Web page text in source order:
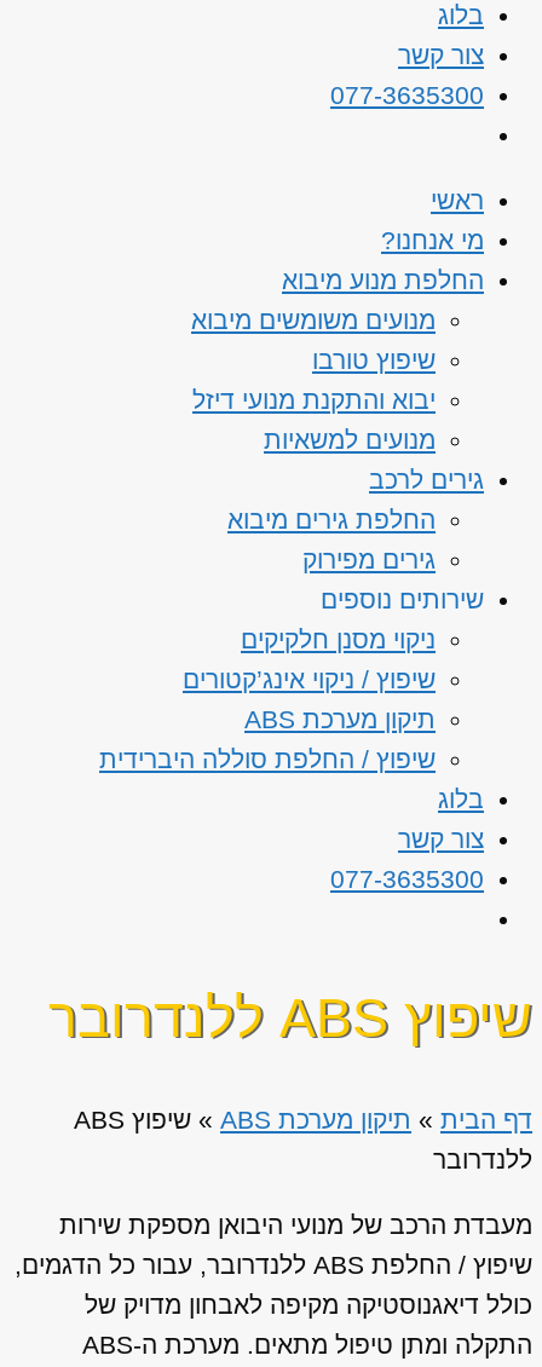
בלוג
צור קשר
077-3635300
ראשי
מי אנחנו?
החלפת מנוע מיבוא
מנועים משומשים מיבוא
שיפוץ טורבו
יבוא והתקנת מנועי דיזל
מנועים למשאיות
גירים לרכב
החלפת גירים מיבוא
גירים מפירוק
שירותים נוספים
ניקוי מסנן חלקיקים
שיפוץ / ניקוי אינג’קטורים
תיקון מערכת ABS
שיפוץ / החלפת סוללה היברידית
בלוג
צור קשר
077-3635300
שיפוץ ABS ללנדרובר
דף הבית» תיקון מערכת ABS »
שיפוץ ABS
ללנדרובר
מעבדת הרכב של מנועי היבואן מספקת שירות
שיפוץ / החלפת ABS ללנדרובר, עבור כל הדגמים,
כולל דיאגנוסטיקה מקיפה לאבחון מדויק של
התקלה ומתן טיפול מתאים. מערכת ה-ABS